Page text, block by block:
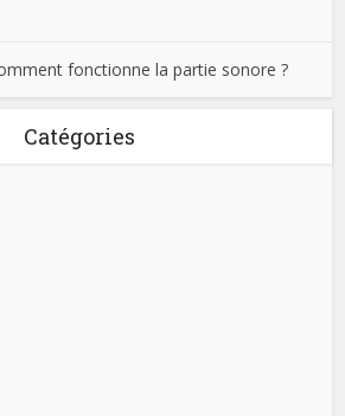
fonctionne la partie sonore ?
Catégories